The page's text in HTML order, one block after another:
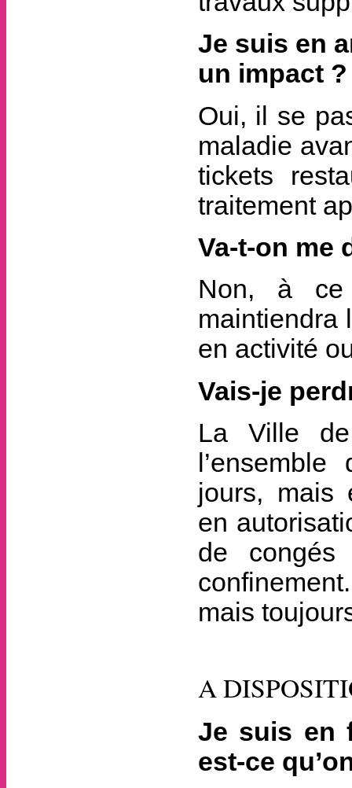
Je suis en
un impact ?
Oui, il se
maladie
tickets
traitement
Va-t-on me
Non, à ce
maintiendra
en activité
Vais-je
La Ville
jours, mais
en
de
mais
A
Je suis en
est-ce